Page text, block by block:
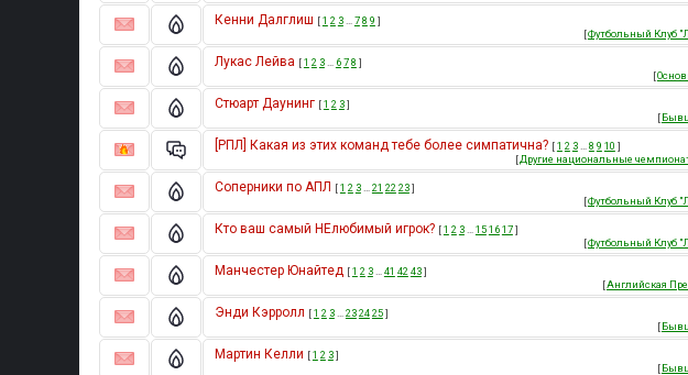
Кенни Далглиш [1 2 3… 78 9 ]
[Футбольный Клуб
Лукас Лейва [1 2 3… 678 ]
[
Стюарт Даунинг [1 2 3]
[
[РПЛ] Какая из этих команд тебе более симпатична? [1 2 3… 8 9 10 ]
[Другие национальные
Соперники по АПЛ [1 2 3… 21 22 23]
[Футбольный Клуб
Кто ваш самый НЕлюбимый игрок? [1 2 3… 151617]
[Футбольный Клуб
Манчестер Юнайтед [1 2 3… 41 42 43]
[Английская
Энди Кэрролл [1 2 3… 232425]
[
Мартин Келли [1 2 3]
[